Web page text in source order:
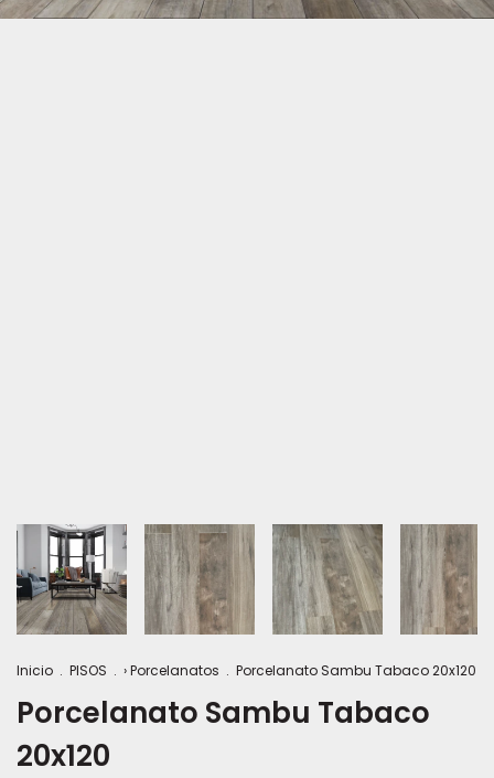
Inicio . PISOS . › Porcelanatos . Porcelanato Sambu Tabaco 20x120
Porcelanato Sambu Tabaco
20x120